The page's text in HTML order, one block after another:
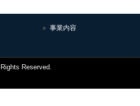
事業内容
Reserved.